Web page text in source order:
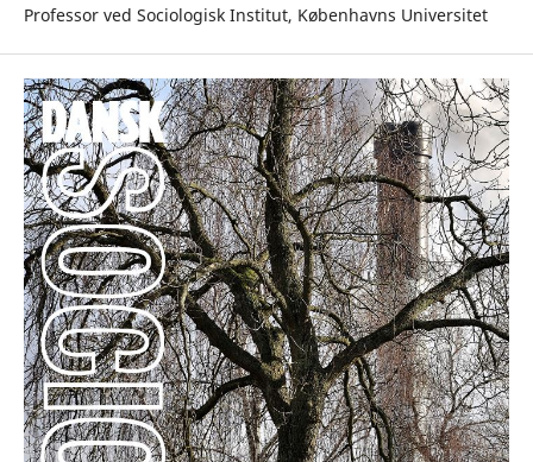
Professor ved Sociologisk Institut, Københavns Universitet